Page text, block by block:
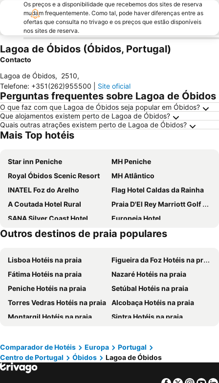
Os preços e a disponibilidade que recebemos dos sites de reserva
mudam frequentemente. Como tal, pode haver diferenças entre as
ofertas que consulta no trivago e os preços que estão disponíveis
nos sites de reserva.
Lagoa de Óbidos (Óbidos, Portugal)
Contacto
Lagoa de Óbidos, 2510,
Telefone: +351(262)955500 Site oficial
Perguntas frequentes sobre Lagoa de Óbidos
O que faz com que Lagoa de Óbidos seja popular em Óbidos?
Que alojamentos existem perto de Lagoa de Óbidos?
Quais outras atrações existem perto de Lagoa de Óbidos?
Mais Top hotéis
Star inn Peniche
MH Peniche
Royal Óbidos Scenic Resort
MH Atlântico
INATEL Foz do Arelho
Flag Hotel Caldas da Rainha
A Coutada Hotel Rural
Praia D'El Rey Marriott Golf & Beach Resort
SANA Silver Coast Hotel
Europeia Hotel
Hotel Cristal Caldas
Rio do Prado
Hotel Neptuno
Josefa D`Obidos Hotel
Hotel Dona Leonor
Hotel Concha
Hotel Vila d'Óbidos
Hotel Atlântica
Casa Do Foral
Sea Garden Residência
Aktion Peniche Hostel & Apartments
Pousada Vila Óbidos
Hotel Caldas Internacional
Casa das Senhoras Rainhas
Storytellers Palace
Hotel Dom Lourenço
Hotel Hebe
Outros destinos de praia populares
Lisboa Hotéis na praia
Figueira da Foz Hotéis na praia
Fátima Hotéis na praia
Nazaré Hotéis na praia
Peniche Hotéis na praia
Setúbal Hotéis na praia
Torres Vedras Hotéis na praia
Alcobaça Hotéis na praia
Montargil Hotéis na praia
Sintra Hotéis na praia
Tomar Hotéis na praia
Cascais Hotéis na praia
Santarém Hotéis na praia
Oeiras Hotéis na praia
Caldas da Rainha Hotéis na praia
Comparador de Hotéis Europa
Portugal
Centro de Portugal
Óbidos Lagoa de Óbidos